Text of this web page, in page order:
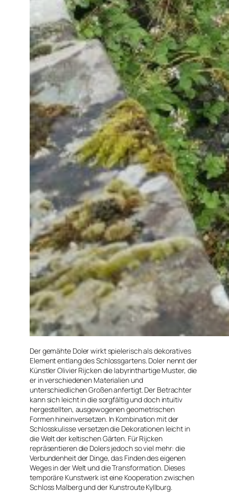
Der gemähte Doler wirkt spielerisch als dekoratives
Element entlang des Schlossgartens. Doler nennt der
Künstler Olivier Rijcken die labyrinthartige Muster, die
er in verschiedenen Materialien und
unterschiedlichen Großen anfertigt. Der Betrachter
kann sich leicht in die sorgfältig und doch intuitiv
hergestellten, ausgewogenen geometrischen
Formen hineinversetzen. In Kombination mit der
Schlosskulisse versetzen die Dekorationen leicht in
die Welt der keltischen Gärten. Für Rijcken
repräsentieren die Dolers jedoch so viel mehr: die
Verbundenheit der Dinge, das Finden des eigenen
Weges in der Welt und die Transformation. Dieses
temporäre Kunstwerk ist eine Kooperation zwischen
Schloss Malberg und der Kunstroute Kyllburg.